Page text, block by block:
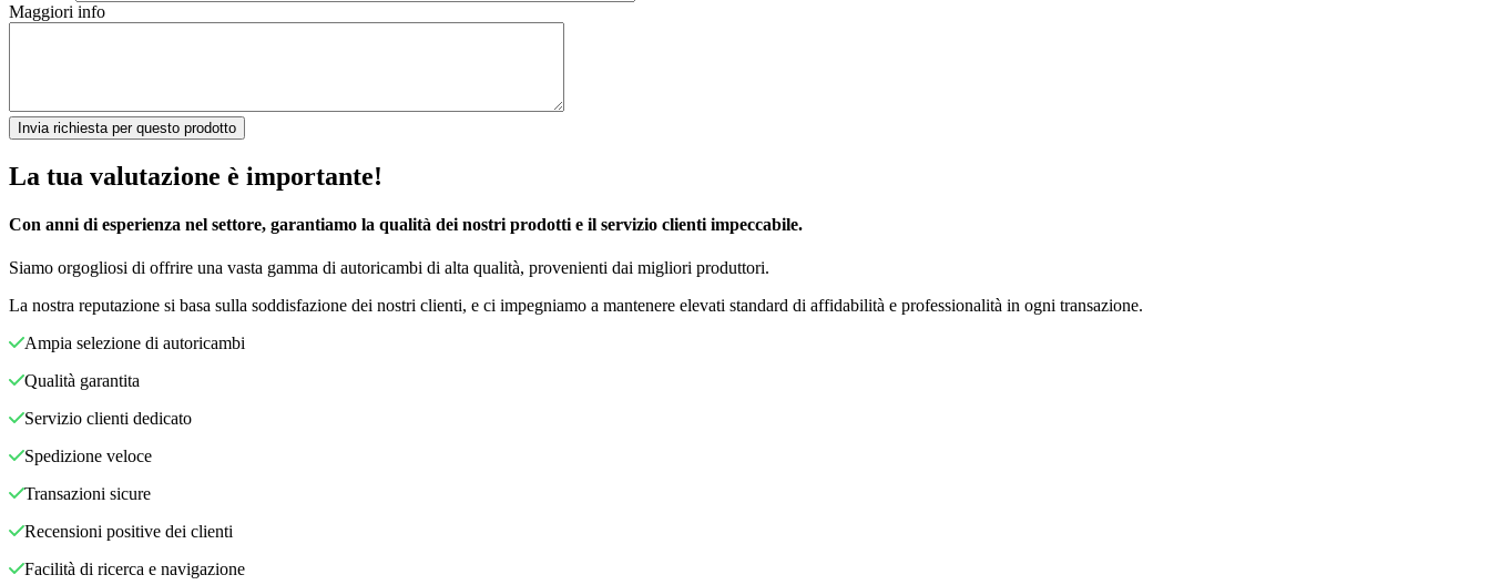
Maggiori info
La tua valutazione è importante!
Con anni di esperienza nel settore, garantiamo la qualità dei nostri prodotti e il servizio clienti impeccabile.
Siamo orgogliosi di offrire una vasta gamma di autoricambi di alta qualità, provenienti dai migliori produttori.
La nostra reputazione si basa sulla soddisfazione dei nostri clienti, e ci impegniamo a mantenere elevati standard di affidabilità e professionalità in ogni transazione.
Ampia selezione di autoricambi
Qualità garantita
Servizio clienti dedicato
Spedizione veloce
Transazioni sicure
Recensioni positive dei clienti
Facilità di ricerca e navigazione